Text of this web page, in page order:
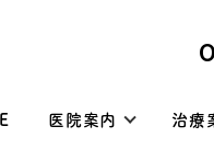
医院案内 治療